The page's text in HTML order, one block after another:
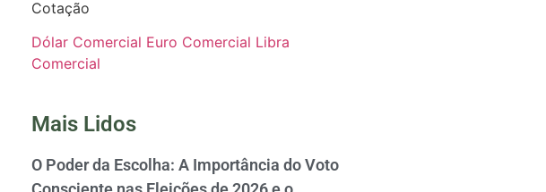
Cotação
Dólar Comercial Euro Comercial Libra
Comercial
Mais Lidos
O Poder da Escolha: A Importância do Voto